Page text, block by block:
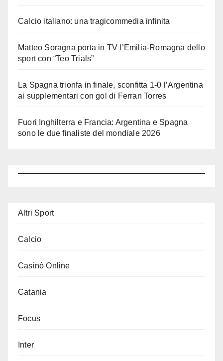
Calcio italiano: una tragicommedia infinita
Matteo Soragna porta in TV l’Emilia-Romagna dello
sport con “Teo Trials”
La Spagna trionfa in finale, sconfitta 1-0 l’Argentina
ai supplementari con gol di Ferran Torres
Fuori Inghilterra e Francia: Argentina e Spagna
sono le due finaliste del mondiale 2026
Altri Sport
Calcio
Casinò Online
Catania
Focus
Inter